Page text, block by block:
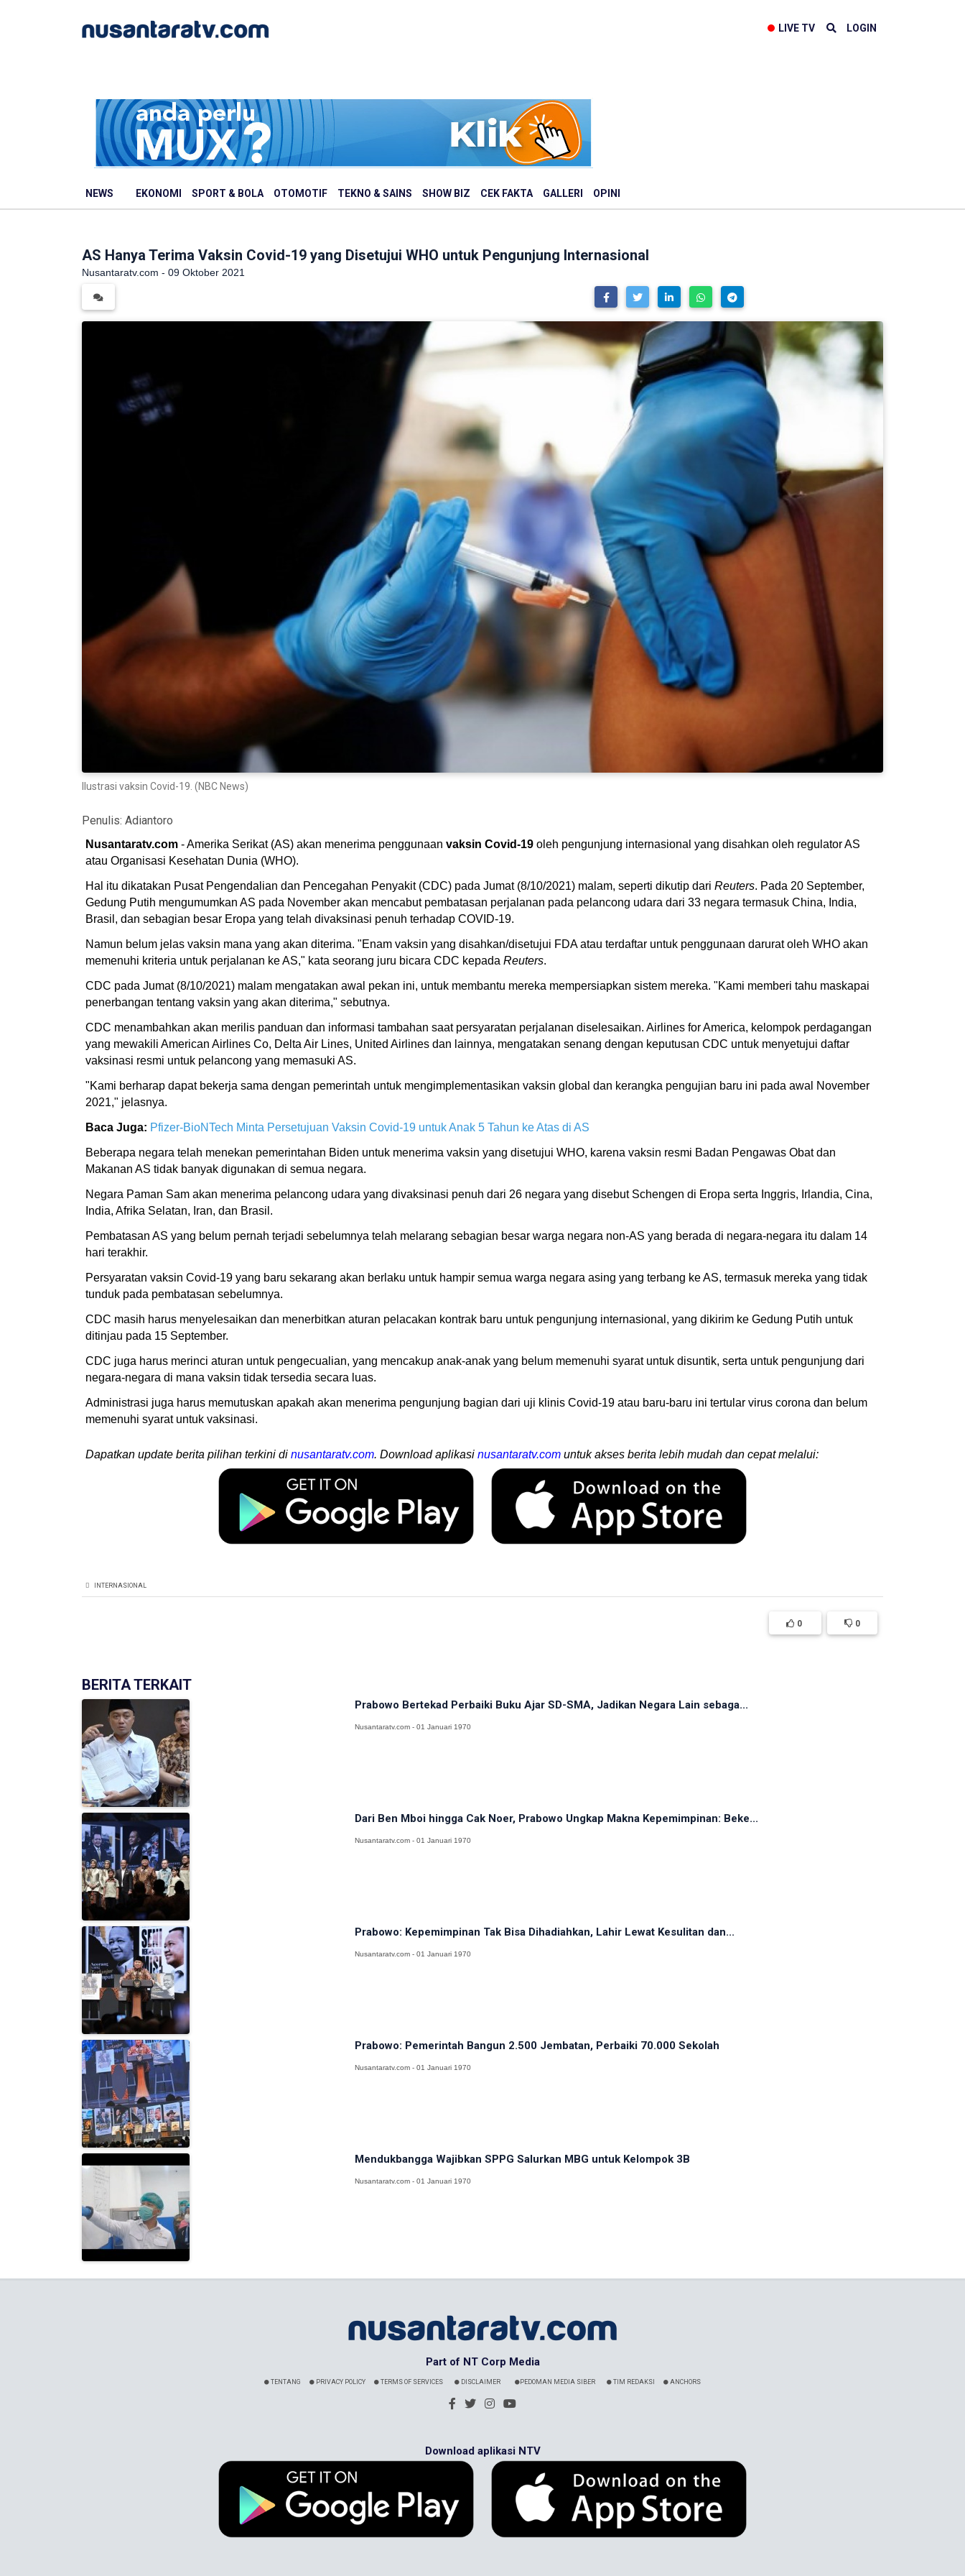
LIVE TV LOGIN
NEWS EKONOMI SPORT & BOLA OTOMOTIF TEKNO & SAINS SHOW BIZ CEK FAKTA GALLERI OPINI
AS Hanya Terima Vaksin Covid-19 yang Disetujui WHO untuk Pengunjung Internasional
Nusantaratv.com - 09 Oktober 2021
Ilustrasi vaksin Covid-19. (NBC News)
Penulis: Adiantoro
Nusantaratv.com - Amerika Serikat (AS) akan menerima penggunaan vaksin Covid-19 oleh pengunjung internasional yang disahkan oleh regulator AS
atau Organisasi Kesehatan Dunia (WHO).
Hal itu dikatakan Pusat Pengendalian dan Pencegahan Penyakit (CDC) pada Jumat (8/10/2021) malam, seperti dikutip dari Reuters. Pada 20 September,
Gedung Putih mengumumkan AS pada November akan mencabut pembatasan perjalanan pada pelancong udara dari 33 negara termasuk China, India,
Brasil, dan sebagian besar Eropa yang telah divaksinasi penuh terhadap COVID-19.
Namun belum jelas vaksin mana yang akan diterima. "Enam vaksin yang disahkan/disetujui FDA atau terdaftar untuk penggunaan darurat oleh WHO akan
memenuhi kriteria untuk perjalanan ke AS," kata seorang juru bicara CDC kepada Reuters.
CDC pada Jumat (8/10/2021) malam mengatakan awal pekan ini, untuk membantu mereka mempersiapkan sistem mereka. "Kami memberi tahu maskapai
penerbangan tentang vaksin yang akan diterima," sebutnya.
CDC menambahkan akan merilis panduan dan informasi tambahan saat persyaratan perjalanan diselesaikan. Airlines for America, kelompok perdagangan
yang mewakili American Airlines Co, Delta Air Lines, United Airlines dan lainnya, mengatakan senang dengan keputusan CDC untuk menyetujui daftar
vaksinasi resmi untuk pelancong yang memasuki AS.
"Kami berharap dapat bekerja sama dengan pemerintah untuk mengimplementasikan vaksin global dan kerangka pengujian baru ini pada awal November
2021," jelasnya.
Baca Juga: Pfizer-BioNTech Minta Persetujuan Vaksin Covid-19 untuk Anak 5 Tahun ke Atas di AS
Beberapa negara telah menekan pemerintahan Biden untuk menerima vaksin yang disetujui WHO, karena vaksin resmi Badan Pengawas Obat dan
Makanan AS tidak banyak digunakan di semua negara.
Negara Paman Sam akan menerima pelancong udara yang divaksinasi penuh dari 26 negara yang disebut Schengen di Eropa serta Inggris, Irlandia, Cina,
India, Afrika Selatan, Iran, dan Brasil.
Pembatasan AS yang belum pernah terjadi sebelumnya telah melarang sebagian besar warga negara non-AS yang berada di negara-negara itu dalam 14
hari terakhir.
Persyaratan vaksin Covid-19 yang baru sekarang akan berlaku untuk hampir semua warga negara asing yang terbang ke AS, termasuk mereka yang tidak
tunduk pada pembatasan sebelumnya.
CDC masih harus menyelesaikan dan menerbitkan aturan pelacakan kontrak baru untuk pengunjung internasional, yang dikirim ke Gedung Putih untuk
ditinjau pada 15 September.
CDC juga harus merinci aturan untuk pengecualian, yang mencakup anak-anak yang belum memenuhi syarat untuk disuntik, serta untuk pengunjung dari
negara-negara di mana vaksin tidak tersedia secara luas.
Administrasi juga harus memutuskan apakah akan menerima pengunjung bagian dari uji klinis Covid-19 atau baru-baru ini tertular virus corona dan belum
memenuhi syarat untuk vaksinasi.
Dapatkan update berita pilihan terkini di nusantaratv.com. Download aplikasi nusantaratv.com untuk akses berita lebih mudah dan cepat melalui:
INTERNASIONAL
0 0
BERITA TERKAIT
Prabowo Bertekad Perbaiki Buku Ajar SD-SMA, Jadikan Negara Lain sebaga...
Nusantaratv.com - 01 Januari 1970
Dari Ben Mboi hingga Cak Noer, Prabowo Ungkap Makna Kepemimpinan: Beke...
Nusantaratv.com - 01 Januari 1970
Prabowo: Kepemimpinan Tak Bisa Dihadiahkan, Lahir Lewat Kesulitan dan...
Nusantaratv.com - 01 Januari 1970
Prabowo: Pemerintah Bangun 2.500 Jembatan, Perbaiki 70.000 Sekolah
Nusantaratv.com - 01 Januari 1970
Mendukbangga Wajibkan SPPG Salurkan MBG untuk Kelompok 3B
Nusantaratv.com - 01 Januari 1970
Part of NT Corp Media
TENTANG PRIVACY POLICY TERMS OF SERVICES DISCLAIMER PEDOMAN MEDIA SIBER TIM REDAKSI ANCHORS
Download aplikasi NTV